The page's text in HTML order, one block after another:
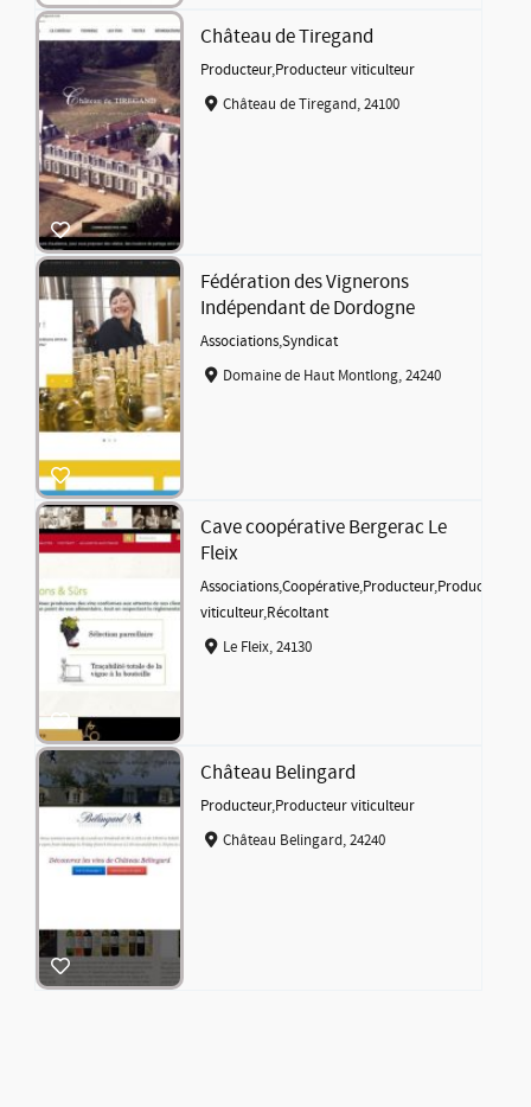
Château de Tiregand
Producteur,Producteur viticulteur
Château de Tiregand, 24100
Fédération des Vignerons
Indépendant de Dordogne
Associations,Syndicat
Domaine de Haut Montlong, 24240
Cave coopérative Bergerac Le
Fleix
Associations,Coopérative,Producteur,Producteur
viticulteur,Récoltant
Le Fleix, 24130
Château Belingard
Producteur,Producteur viticulteur
Château Belingard, 24240